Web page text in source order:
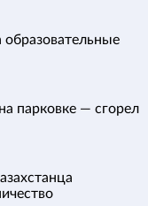
образовательные
парковке — сгорел